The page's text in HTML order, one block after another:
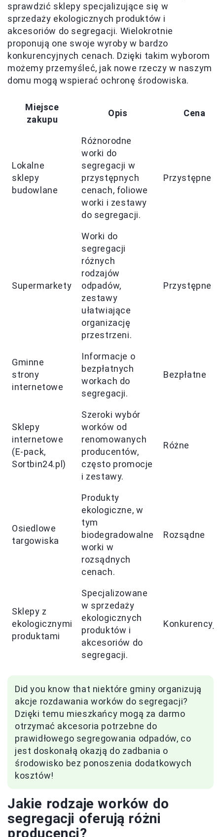
sprawdzić sklepy specjalizujące się w
sprzedaży ekologicznych produktów i
akcesoriów do segregacji. Wielokrotnie
proponują one swoje wyroby w bardzo
konkurencyjnych cenach. Dzięki takim wyborom
możemy przemyśleć, jak nowe rzeczy w naszym
domu mogą wspierać ochronę środowiska.
Miejsce
zakupu
Opis Cena
Lokalne
sklepy
budowlane
Różnorodne
worki do
segregacji w
przystępnych
cenach, foliowe
worki i zestawy
do segregacji.
Przystępne
Supermarkety
Worki do
segregacji
różnych
rodzajów
odpadów,
zestawy
ułatwiające
organizację
przestrzeni.
Przystępne
Gminne
strony
internetowe
Informacje o
bezpłatnych
workach do
segregacji.
Bezpłatne
Sklepy
internetowe
(E-pack,
Sortbin24.pl)
Szeroki wybór
worków od
renomowanych
producentów,
często promocje
i zestawy.
Różne
Osiedlowe
targowiska
Produkty
ekologiczne, w
tym
biodegradowalne
worki w
rozsądnych
cenach.
Rozsądne
Sklepy z
ekologicznymi
produktami
Specjalizowane
w sprzedaży
ekologicznych
produktów i
akcesoriów do
segregacji.
Did you know that niektóre gminy organizują
akcje rozdawania worków do segregacji?
Dzięki temu mieszkańcy mogą za darmo
otrzymać akcesoria potrzebne do
prawidłowego segregowania odpadów, co
jest doskonałą okazją do zadbania o
środowisko bez ponoszenia dodatkowych
kosztów!
Jakie rodzaje worków do
segregacji oferują różni
producenci?